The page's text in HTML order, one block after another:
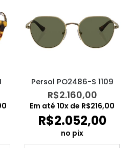
Persol PO2486-S 1109
R$2.160,00
Em até 10x de R$216,00
R$2.052,00
no pix